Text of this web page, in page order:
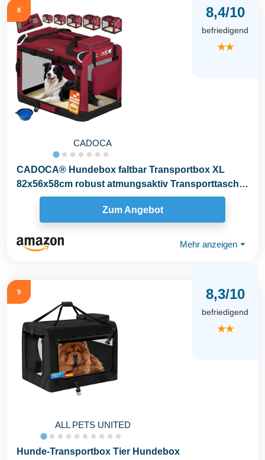
8
CADOCA
8,4/10
befriedigend
★★
CADOCA® Hundebox faltbar Transportbox XL
82x56x58cm robust atmungsaktiv Transporttasche
Auto...
Zum Angebot
Mehr anzeigen ⏷
9
ALL PETS UNITED
8,3/10
befriedigend
★★
Hunde-Transportbox Tier Hundebox